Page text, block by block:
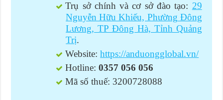
Trụ sở chính và cơ sở đào tạo: 29
Nguyễn Hữu Khiếu, Phường Đông
Lương, TP Đông Hà, Tỉnh Quảng
Trị.
Website:https://anduongglobal.vn/
Hotline:0357 056 056
Mã số thuế: 3200728088